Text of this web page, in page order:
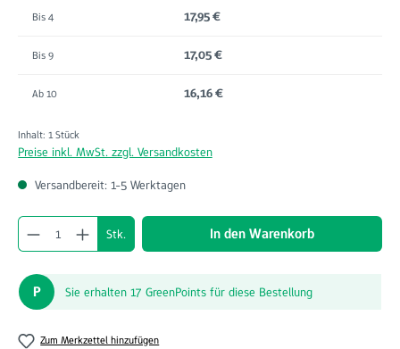
Bis4 17,95 €
Bis9 17,05 €
Ab10 16,16 €
Inhalt: 1 Stück
Preise inkl. MwSt. zzgl. Versandkosten
Versandbereit: 1-5 Werktagen
Produkt Anzahl: Gib den gewünschten Wert
Stk. In den Warenkorb
P Sie erhalten 17 GreenPoints für diese Bestellung
Zum Merkzettel hinzufügen